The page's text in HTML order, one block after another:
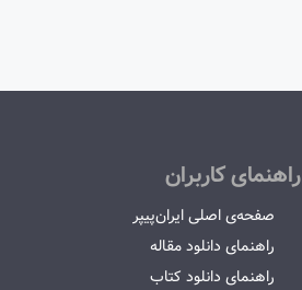
راهنمای کاربران
صفحه‌ی اصلی ایران‌پیپر
راهنمای دانلود مقاله
راهنمای دانلود کتاب